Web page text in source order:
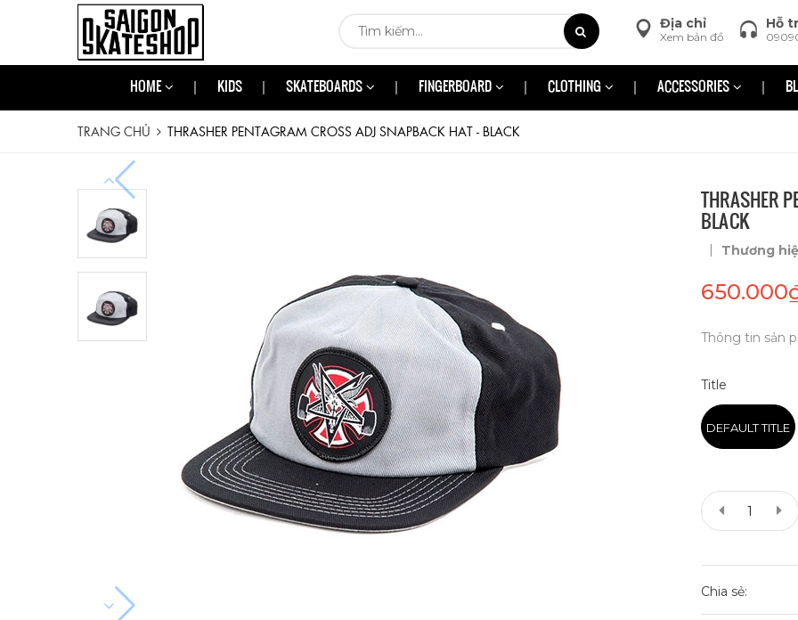
Hỗ
Địa chỉ
Xem bản đồ
HOME KIDS SKATEBOARDS FINGERBOARD CLOTHING ACCESSORIES
TRANG CHỦ THRASHER PENTAGRAM CROSS ADJ SNAPBACK HAT - BLACK
THRASHER
BLACK
| Thương
Thông tin sản
Title
DEFAULT TITLE
Chia sẻ: